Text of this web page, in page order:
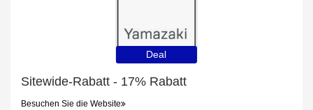
Deal
Sitewide-Rabatt - 17% Rabatt
Besuchen Sie die Website